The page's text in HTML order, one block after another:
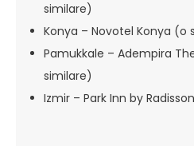
similare)
Konya – Novotel Konya (o
Pamukkale – Adempira
similare)
Izmir – Park Inn by